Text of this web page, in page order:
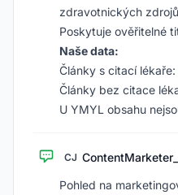
zdravotnických zdrojů
Poskytuje ověřitelné
Naše data:
Články s citací
Články bez citace
U YMYL obsahu
CJ
Pohled na